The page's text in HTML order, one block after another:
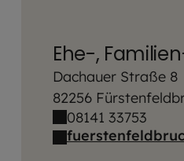
Ehe-,
Dachauer Straße 8
82256
08141 33753